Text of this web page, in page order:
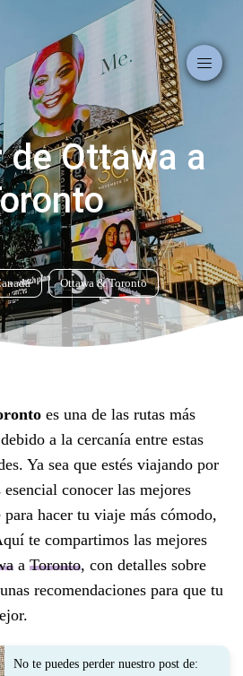
Ottawa&Toronto
de Ottawa a
es una de las rutas más
debido a la cercanía entre estas
Ya sea que estés viajando por
conocer las mejores
hacer tu viaje más cómodo,
te compartimos las mejores
a Toronto, con detalles sobre
recomendaciones para que tu
No te puedes perder nuestro post de: